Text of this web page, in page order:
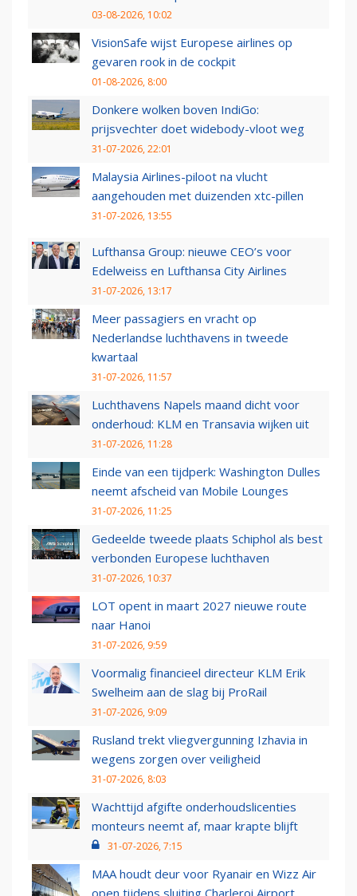
03-08-2026, 10:02
VisionSafe wijst Europese airlines op
gevaren rook in de cockpit
01-08-2026, 8:00
Donkere wolken boven IndiGo:
prijsvechter doet widebody-vloot weg
31-07-2026, 22:01
Malaysia Airlines-piloot na vlucht
aangehouden met duizenden xtc-pillen
31-07-2026, 13:55
Lufthansa Group: nieuwe CEO’s voor
Edelweiss en Lufthansa City Airlines
31-07-2026, 13:17
Meer passagiers en vracht op
Nederlandse luchthavens in tweede
kwartaal
31-07-2026, 11:57
Luchthavens Napels maand dicht voor
onderhoud: KLM en Transavia wijken uit
31-07-2026, 11:28
Einde van een tijdperk: Washington Dulles
neemt afscheid van Mobile Lounges
31-07-2026, 11:25
Gedeelde tweede plaats Schiphol als best
verbonden Europese luchthaven
31-07-2026, 10:37
LOT opent in maart 2027 nieuwe route
naar Hanoi
31-07-2026, 9:59
Voormalig financieel directeur KLM Erik
Swelheim aan de slag bij ProRail
31-07-2026, 9:09
Rusland trekt vliegvergunning Izhavia in
wegens zorgen over veiligheid
31-07-2026, 8:03
Wachttijd afgifte onderhoudslicenties
monteurs neemt af, maar krapte blijft
31-07-2026, 7:15
MAA houdt deur voor Ryanair en Wizz Air